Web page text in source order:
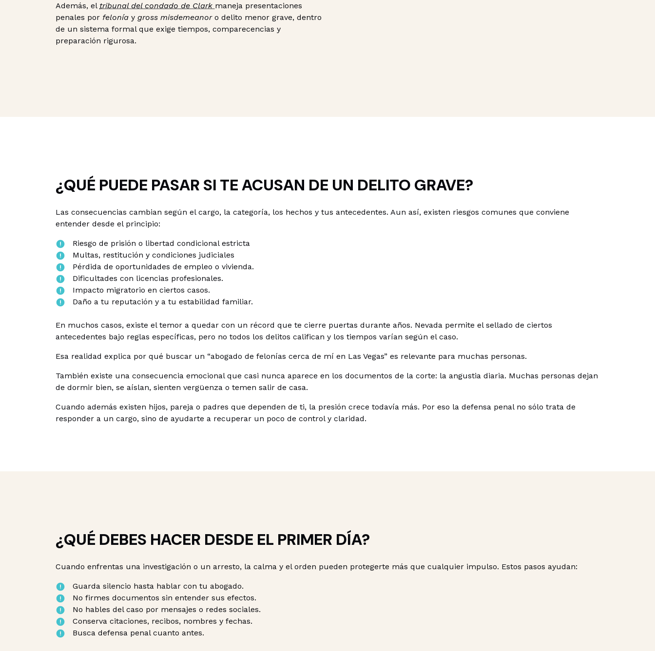
Además, el tribunal del condado de Clark maneja presentaciones
penales por felonía y gross misdemeanoro delito menor grave, dentro
de un sistema formal que exige tiempos, comparecencias y
preparación rigurosa.
¿QUÉ PUEDE PASAR SI TE ACUSAN DE UN DELITO GRAVE?
Las consecuencias cambian según el cargo, la categoría, los hechos y tus antecedentes. Aun así, existen riesgos comunes que conviene
entender desde el principio:
Riesgo de prisión o libertad condicional estricta
Multas, restitución y condiciones judiciales
Pérdida de oportunidades de empleo o vivienda.
Dificultades con licencias profesionales.
Impacto migratorio en ciertos casos.
Daño a tu reputación y a tu estabilidad familiar.
En muchos casos, existe el temor a quedar con un récord que te cierre puertas durante años. Nevada permite el sellado de ciertos
antecedentes bajo reglas específicas, pero no todos los delitos califican y los tiempos varían según el caso.
Esa realidad explica por qué buscar un “abogado de felonías cerca de mí en Las Vegas” es relevante para muchas personas.
También existe una consecuencia emocional que casi nunca aparece en los documentos de la corte: la angustia diaria. Muchas personas dejan
de dormir bien, se aíslan, sienten vergüenza o temen salir de casa.
Cuando además existen hijos, pareja o padres que dependen de ti, la presión crece todavía más. Por eso la defensa penal no sólo trata de
responder a un cargo, sino de ayudarte a recuperar un poco de control y claridad.
¿QUÉ DEBES HACER DESDE EL PRIMER DÍA?
Cuando enfrentas una investigación o un arresto, la calma y el orden pueden protegerte más que cualquier impulso. Estos pasos ayudan:
Guarda silencio hasta hablar con tu abogado.
No firmes documentos sin entender sus efectos.
No hables del caso por mensajes o redes sociales.
Conserva citaciones, recibos, nombres y fechas.
Busca defensa penal cuanto antes.